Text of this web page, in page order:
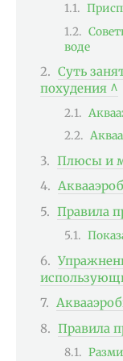
воде
Суть
похудения ^
Плюсы и
Правила
Правила